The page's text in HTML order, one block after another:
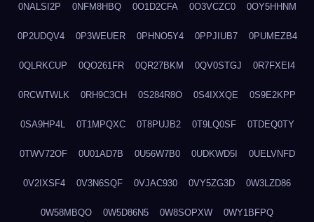
0NALSI2P 0NFM8HBQ 0O1D2CFA 0O3VCZC0 0OY5HHNM
0P2UDQV4 0P3WEUER 0PHNO5Y4 0PPJIUB7 0PUMEZB4
0QLRKCUP 0QO261FR 0QR27BKM 0QV0STGJ 0R7FXEI4
0RCWTWLK 0RH9C3CH 0S284R8O 0S4IXXQE 0S9E2KPP
0SA9HP4L 0T1MPQXC 0T8PUJB2 0T9LQ0SF 0TDEQ0TY
0TWV72OF 0U01AD7B 0U56W7B0 0UDKWD5I 0UELVNFD
0V2IXSF4 0V3N6SQF 0VJAC930 0VY5ZG3D 0W3LZD86
0W58MBQO 0W5D86N5 0W8SOPXW 0WY1BFPQ